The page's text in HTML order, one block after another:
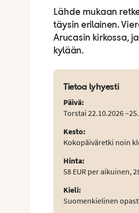
Lähde mukaan
täysin erilainen.
Arucasin kirkossa,
kylään.
Tietoa lyhyesti
Päivä:
Torstai 22.10.2026
Kesto:
Kokopäiväretki noin
Hinta:
58 EUR per aikuinen,
Kieli:
Suomenkielinen